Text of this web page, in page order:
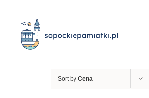
zawartości
Sort by Cena